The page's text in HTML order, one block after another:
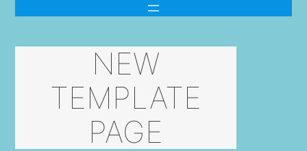
Skip
to
NEW
TEMPLATE
PAGE